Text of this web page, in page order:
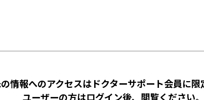
情報へのアクセスはドクターサポート会員に限
ユーザーの方はログイン後、閲覧ください。